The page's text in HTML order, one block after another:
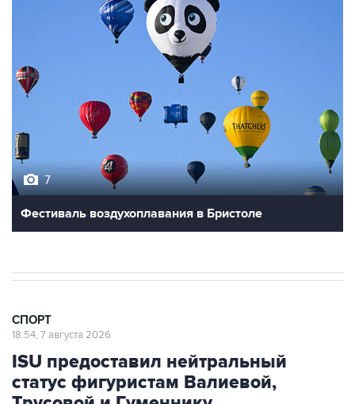
7
Фестиваль воздухоплавания в Бристоле
СПОРТ
18:54, 7 августа 2026
ISU предоставил нейтральный
статус фигуристам Валиевой,